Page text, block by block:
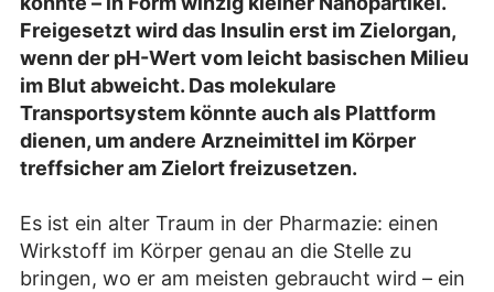
Freigesetzt wird das Insulin erst im Zielorgan,
wenn der pH-Wert vom leicht basischen Milieu
im Blut abweicht. Das molekulare
Transportsystem könnte auch als Plattform
dienen, um andere Arzneimittel im Körper
treffsicher am Zielort freizusetzen.
Es ist ein alter Traum in der Pharmazie: einen
Wirkstoff im Körper genau an die Stelle zu
bringen, wo er am meisten gebraucht wird – ein